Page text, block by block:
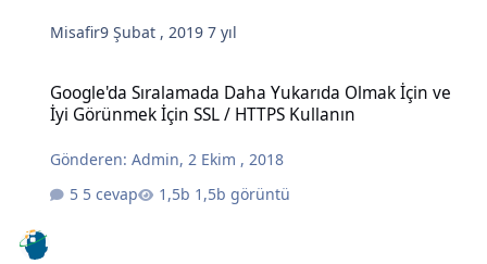
Misafir9 Şubat , 20197 yıl
Google'da Sıralamada Daha Yukarıda Olmak İçin ve
İyi Görünmek İçin SSL / HTTPS Kullanın
Gönderen:Admin,2 Ekim , 2018
5 cevap
1,5b görüntü